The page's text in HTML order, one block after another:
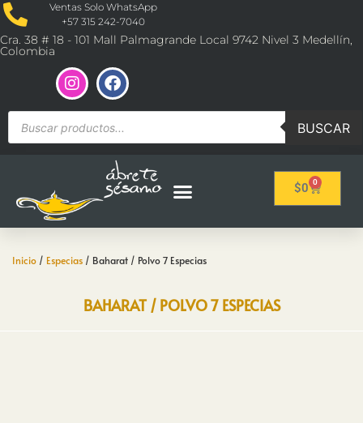
Ventas Solo WhatsApp
+57 315 242-7040
Cra. 38 # 18 - 101 Mall Palmagrande Local 9742 Nivel 3 Medellín,
Colombia
BUSCAR
$0 0
Inicio / Especias / Baharat / Polvo 7 Especias
BAHARAT / POLVO 7 ESPECIAS